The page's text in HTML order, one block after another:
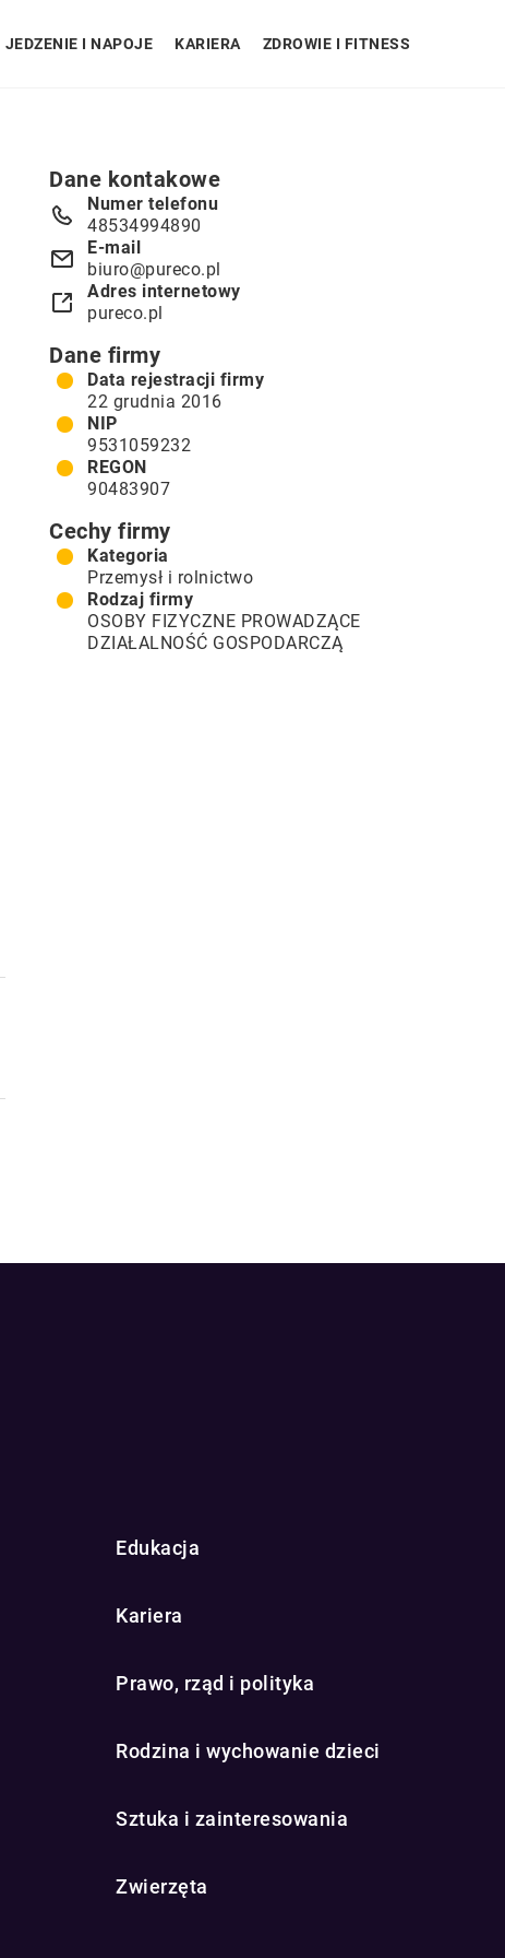
JEDZENIE I NAPOJE KARIERA ZDROWIE I FITNESS
Dane kontakowe
Numer telefonu
48534994890
E-mail
biuro@pureco.pl
Adres internetowy
pureco.pl
Dane firmy
Data rejestracji firmy
22 grudnia 2016
NIP
9531059232
REGON
90483907
Cechy firmy
Kategoria
Przemysł i rolnictwo
Rodzaj firmy
OSOBY FIZYCZNE PROWADZĄCE
DZIAŁALNOŚĆ GOSPODARCZĄ
Edukacja
Kariera
Prawo, rząd i polityka
Rodzina i wychowanie dzieci
Sztuka i zainteresowania
Zwierzęta